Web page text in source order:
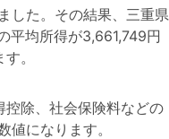
した。その結果、三重県
平均所得が3,661,749円
。
除、社会保険料などの
になります。